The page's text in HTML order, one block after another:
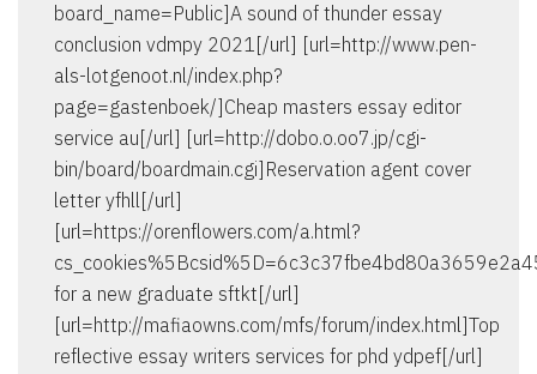
board_name=Public]A sound of thunder essay
conclusion vdmpy 2021[/url] [url=http://www.pen-
als-lotgenoot.nl/index.php?
page=gastenboek/]Cheap masters essay editor
service au[/url] [url=http://dobo.o.oo7.jp/cgi-
bin/board/boardmain.cgi]Reservation agent cover
letter yfhll[/url]
[url=https://orenflowers.com/a.html?
for a new graduate sftkt[/url]
[url=http://mafiaowns.com/mfs/forum/index.html]Top
reflective essay writers services for phd ydpef[/url]